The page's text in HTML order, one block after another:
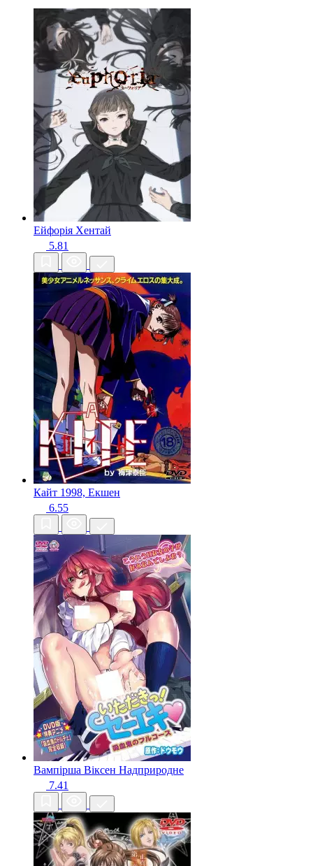
Ейфорія Хентай
5.81
Кайт 1998, Екшен
6.55
Вампірша Віксен Надприродне
7.41